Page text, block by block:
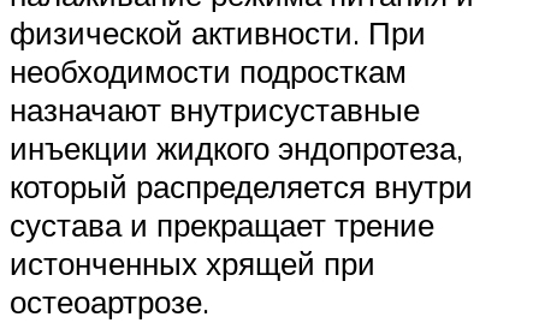
физической активности. При
необходимости подросткам
назначают внутрисуставные
инъекции жидкого эндопротеза,
который распределяется внутри
сустава и прекращает трение
истонченных хрящей при
остеоартрозе.